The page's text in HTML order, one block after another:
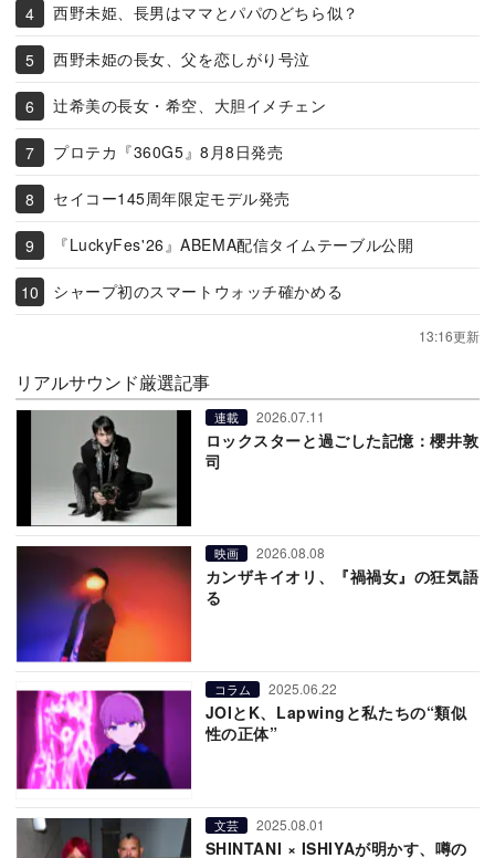
西野未姫、長男はママとパパのどちら似？
西野未姫の長女、父を恋しがり号泣
辻希美の長女・希空、大胆イメチェン
プロテカ『360G5』8月8日発売
セイコー145周年限定モデル発売
『LuckyFes'26』ABEMA配信タイムテーブル公開
シャープ初のスマートウォッチ確かめる
13:16更新
リアルサウンド厳選記事
連載 2026.07.11
ロックスターと過ごした記憶：櫻井敦
司
映画 2026.08.08
カンザキイオリ、『禍禍女』の狂気語
る
コラム 2025.06.22
JOIとK、Lapwingと私たちの“類似
性の正体”
文芸 2025.08.01
SHINTANI × ISHIYAが明かす、噂の